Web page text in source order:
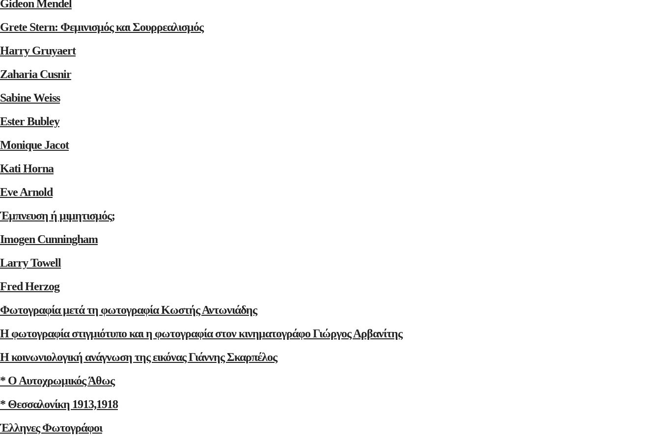
Gideon Mendel
Grete Stern: Φεμινισμός και Σουρρεαλισμός
Harry Gruyaert
Zaharia Cusnir
Sabine Weiss
Ester Bubley
Monique Jacot
Kati Horna
Eve Arnold
Έμπνευση ή μιμητισμός;
Imogen Cunningham
Larry Towell
Fred Herzog
Φωτογραφία μετά τη φωτογραφία Κωστής Αντωνιάδης
Η φωτογραφία στιγμιότυπο και η φωτογραφία στον κινηματογράφο Γιώργος Αρβανίτης
Η κοινωνιολογική ανάγνωση της εικόνας Γιάννης Σκαρπέλος
* Ο Αυτοχρωμικός Άθως
* Θεσσαλονίκη 1913,1918
Έλληνες Φωτογράφοι